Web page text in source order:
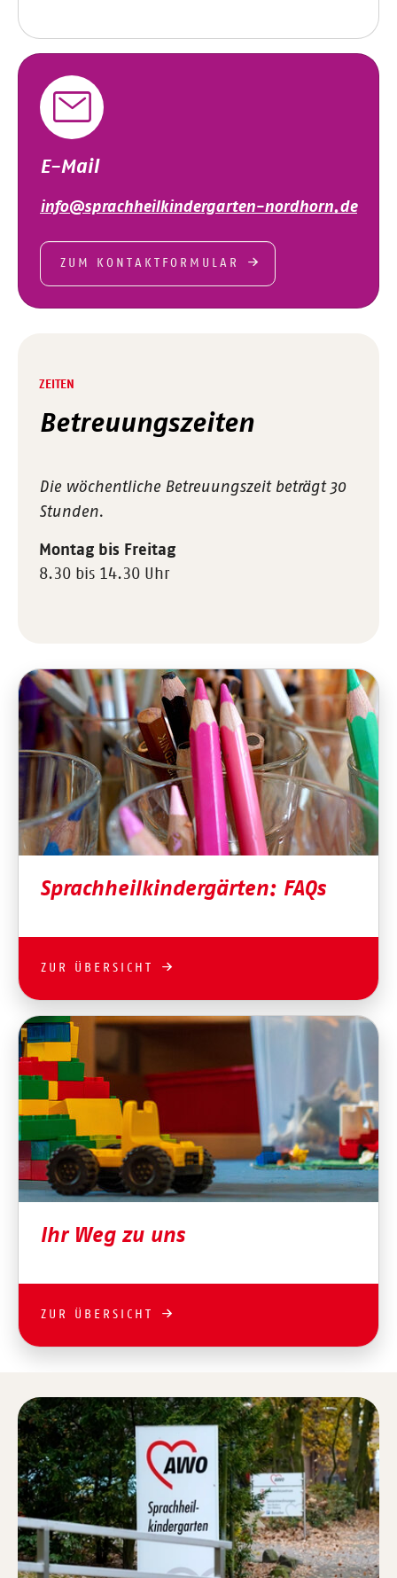
E-Mail
info@sprachheilkindergarten-nordhorn.de
ZUM KONTAKTFORMULAR
ZEITEN
Betreuungszeiten
Die wöchentliche Betreuungszeit beträgt 30
Stunden.
Montag bis Freitag
8.30 bis 14.30 Uhr
Sprachheilkindergärten: FAQs
ZUR ÜBERSICHT
Ihr Weg zu uns
ZUR ÜBERSICHT